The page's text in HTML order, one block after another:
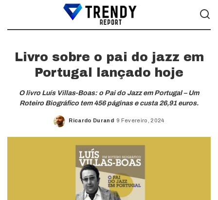
Livro sobre o pai do jazz em
Portugal lançado hoje
O livro Luís Villas-Boas: o Pai do Jazz em Portugal – Um
Roteiro Biográfico tem 456 páginas e custa 26,91 euros.
Posted
Ricardo Durand 9 Fevereiro, 2024